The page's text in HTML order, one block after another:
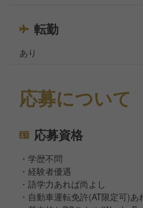
転勤
あり
応募について
応募資格
・学歴不問
・経験者優遇
・語学力あれば尚よし
・自動車運転免許(AT限定可)あ